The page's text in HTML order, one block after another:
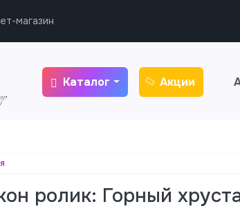
магазин
Каталог Акции
ролик: Горный